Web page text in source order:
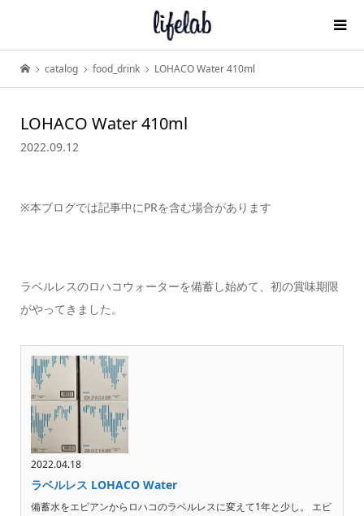
catalog food_drink LOHACO Water 410ml
LOHACO Water 410ml
2022.09.12
※本ブログでは記事中にPRを含む場合があります
ラベルレスのロハコウォーターを備蓄し始めて、初の賞味期限
がやってきました。
2022.04.18
ラベルレス LOHACO Water
備蓄水をエビアンからロハコのラベルレスに変えて1年と少し。 エビ